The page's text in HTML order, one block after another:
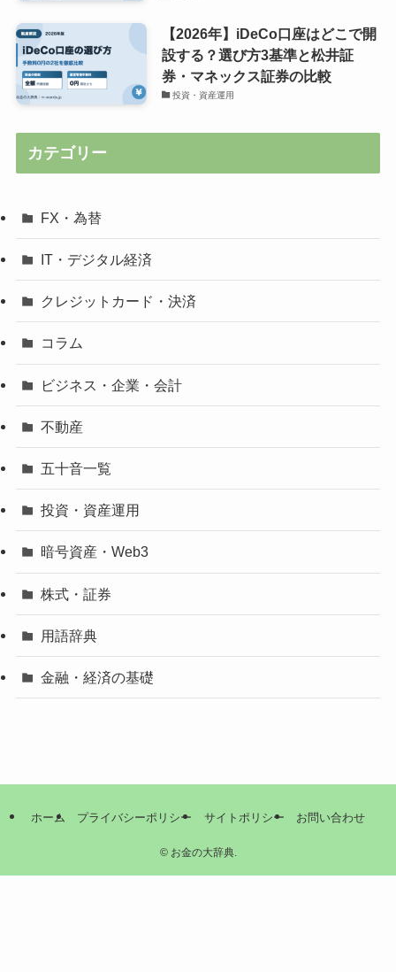
【2026年】iDeCo口座はどこで開
設する？選び方3基準と松井証
券・マネックス証券の比較
投資・資産運用
カテゴリー
FX・為替
IT・デジタル経済
クレジットカード・決済
コラム
ビジネス・企業・会計
不動産
五十音一覧
投資・資産運用
暗号資産・Web3
株式・証券
用語辞典
金融・経済の基礎
ホーム プライバシーポリシー サイトポリシー お問い合わせ
©お金の大辞典.